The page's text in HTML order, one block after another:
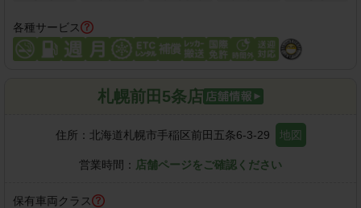
各種サービス
札幌前田5条店
住所： 北海道札幌市手稲区前田五条6-3-29 地図
営業時間： 店舗ページをご確認ください
保有車両クラス